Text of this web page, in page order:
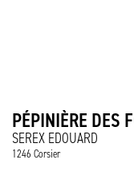
PÉPINIÈRE DES
SEREX EDOUARD
1246 Corsier